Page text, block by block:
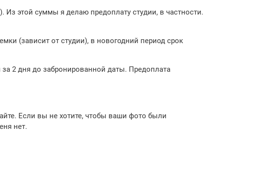
Из этой суммы я делаю предоплату студии, в частности.
(зависит от студии), в новогодний период срок
2 дня до забронированной даты. Предоплата
Если вы не хотите, чтобы ваши фото были
нет.